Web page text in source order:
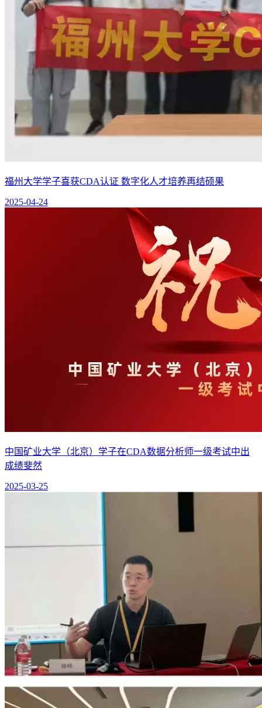
福州大学学子喜获CDA认证 数字化人才培养再结硕果
2025-04-24
中国矿业大学（北京）学子在CDA数据分析师一级考试中出
成绩斐然
2025-03-25